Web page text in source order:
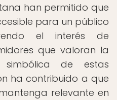
han permitido que
para un público
el interés de
que valoran la
de estas
ha contribuido a que
relevante en